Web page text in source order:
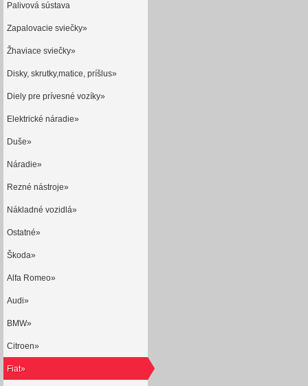
Palivová sústava
Zapalovacie sviečky»
Žhaviace sviečky»
Disky, skrutky,matice, príšlus»
Diely pre prívesné vozíky»
Elektrické náradie»
Duše»
Náradie»
Rezné nástroje»
Nákladné vozidlá»
Ostatné»
Škoda»
Alfa Romeo»
Audi»
BMW»
Citroen»
Fiat»